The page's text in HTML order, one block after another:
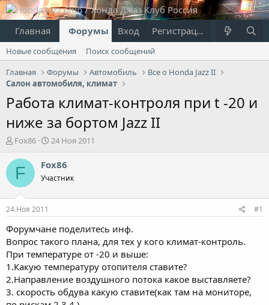
Главная Форумы Что нового?
Вход Регистрация
Новые сообщения
Поиск сообщений
Главная
Форумы Автомобиль
Все о Honda Jazz II
Салон автомобиля, климат
Работа климат-контроля при t -20 и
ниже за бортом Jazz II
А
т
о
р
е
м
ы
Fox86
Д
т
н
л
24 Ноя 2011
F Fox86
Участник
24 Ноя 2011 #1
Форумчане поделитесь инф.
Вопрос такого плана, для тех у кого климат-контроль.
При температуре от -20 и выше:
1.Какую температуру отопителя ставите?
2.Направление воздушного потока какое выставляете?
3. скорость обдува какую ставите(как там на мониторе,